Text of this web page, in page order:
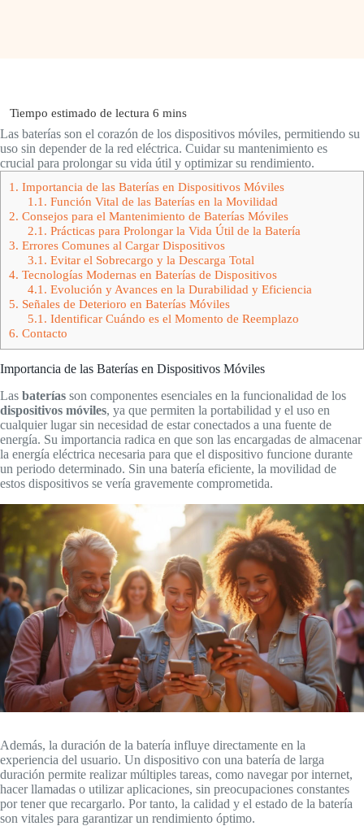
Las baterías son el corazón de los dispositivos móviles, permitiendo su
uso sin depender de la red eléctrica. Cuidar su mantenimiento es
crucial para prolongar su vida útil y optimizar su rendimiento.
1. Importancia de las Baterías en Dispositivos Móviles
1.1. Función Vital de las Baterías en la Movilidad
2. Consejos para el Mantenimiento de Baterías Móviles
2.1. Prácticas para Prolongar la Vida Útil de la Batería
3. Errores Comunes al Cargar Dispositivos
3.1. Evitar el Sobrecargo y la Descarga Total
4. Tecnologías Modernas en Baterías de Dispositivos
4.1. Evolución y Avances en la Durabilidad y Eficiencia
5. Señales de Deterioro en Baterías Móviles
5.1. Identificar Cuándo es el Momento de Reemplazo
6. Contacto
Importancia de las Baterías en Dispositivos Móviles
Las baterías son componentes esenciales en la funcionalidad de los
dispositivos móviles, ya que permiten la portabilidad y el uso en
cualquier lugar sin necesidad de estar conectados a una fuente de
energía. Su importancia radica en que son las encargadas de almacenar
la energía eléctrica necesaria para que el dispositivo funcione durante
un periodo determinado. Sin una batería eficiente, la movilidad de
estos dispositivos se vería gravemente comprometida.
Además, la duración de la batería influye directamente en la
experiencia del usuario. Un dispositivo con una batería de larga
duración permite realizar múltiples tareas, como navegar por internet,
hacer llamadas o utilizar aplicaciones, sin preocupaciones constantes
por tener que recargarlo. Por tanto, la calidad y el estado de la batería
son vitales para garantizar un rendimiento óptimo.